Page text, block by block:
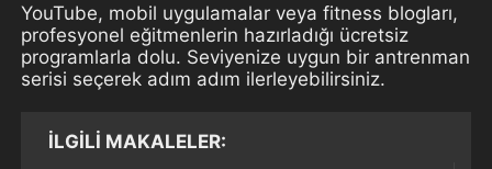
YouTube, mobil uygulamalar veya fitness blogları,
profesyonel eğitmenlerin hazırladığı ücretsiz
programlarla dolu. Seviyenize uygun bir antrenman
serisi seçerek adım adım ilerleyebilirsiniz.
İLGILI MAKALELER